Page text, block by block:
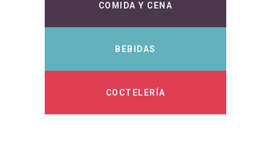
COMIDA Y CENA
BEBIDAS
COCTELERÍA